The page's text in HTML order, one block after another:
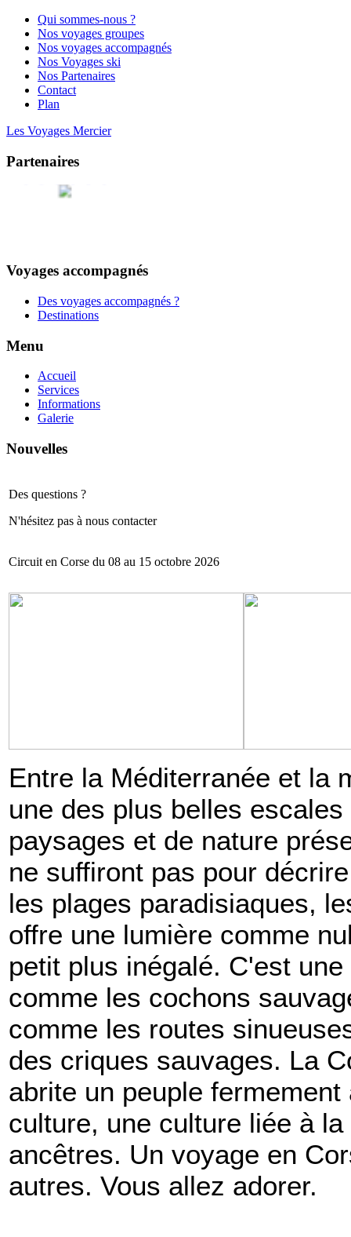
Qui sommes-nous ?
Nos voyages groupes
Nos voyages accompagnés
Nos Voyages ski
Nos Partenaires
Contact
Plan
Les Voyages Mercier
Partenaires
Voyages accompagnés
Des voyages accompagnés ?
Destinations
Menu
Accueil
Services
Informations
Galerie
Nouvelles
Des questions ?
N'hésitez pas à nous contacter
Circuit en Corse du 08 au 15 octobre 2026
Entre la Méditerranée et la
une des plus belles
paysages et de nature
ne suffiront pas pour
les plages paradisiaques,
offre une lumière comme
petit plus inégalé. C'est
comme les cochons
comme les routes
des criques sauvages. La
abrite un peuple
culture, une culture liée à
ancêtres. Un voyage en
autres. Vous allez adorer.